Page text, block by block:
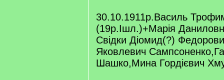
30.10.1911р.Василь
(19р.Ішл.)+Марія
Свідки Діомид(?)
Яковлевич
Шашко,Мина Гордієвич